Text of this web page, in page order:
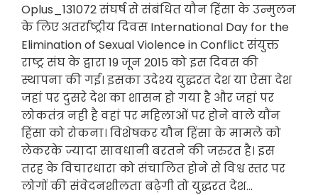
Oplus_131072 संघर्ष से संबंधित यौन हिंसा के उन्मुलन
के लिए अतर्राष्ट्रीय दिवस International Day for the
Elimination of Sexual Violence in Conflict संयुक्त
राष्ट्र संघ के द्वारा 19 जून 2015 को इस दिवस की
स्थापना की गई। इसका उदेश्य युद्धरत देश या ऐसा देश
जहां पर दुसरे देश का शासन हो गया है और जहां पर
लोकतंत्र नही है वहां पर महिलाओं पर होने वाले यौंन
हिंसा को रोकना। विशेषकर यौन हिंसा के मामले को
लेकरके ज्यादा सावधानी बरतने की जरुरत है। इस
तरह के विचारधारा को संचालित होने से विश्व स्तर पर
लोगों की संवेदनशीलता बढ़ेगी तो युद्धरत देश…